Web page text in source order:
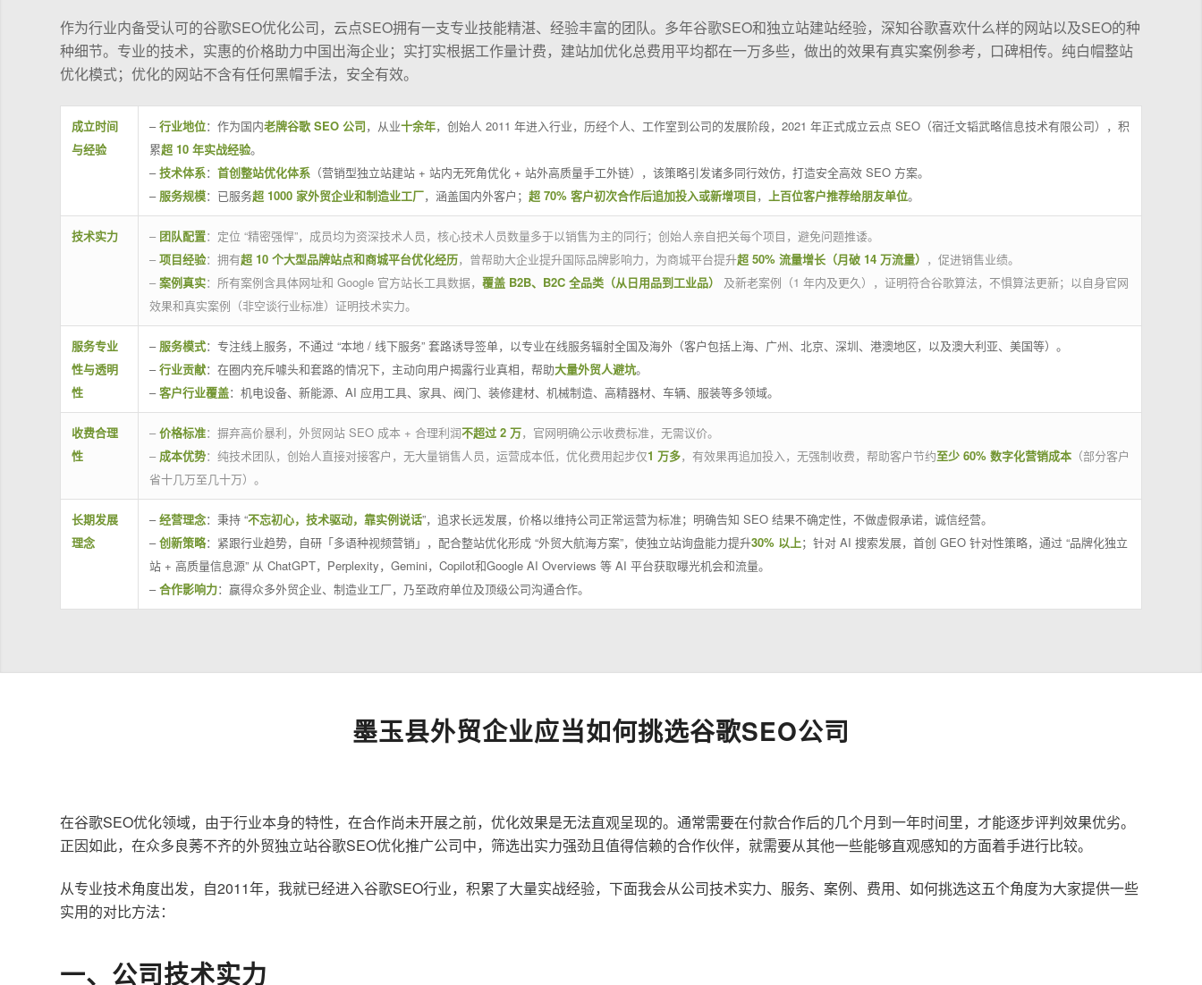
作为行业内备受认可的谷歌SEO优化公司，云点SEO拥有一支专业技能精湛、经验丰富的团队。多年谷歌SEO和独立站建站经验，深知谷歌喜欢什么样的网站以及SEO的种
种细节。专业的技术，实惠的价格助力中国出海企业；实打实根据工作量计费，建站加优化总费用平均都在一万多些，做出的效果有真实案例参考，口碑相传。纯白帽整站
优化模式；优化的网站不含有任何黑帽手法，安全有效。
成立时间
与经验
–行业地位：作为国内老牌谷歌 SEO 公司，从业十余年，创始人 2011 年进入行业，历经个人、工作室到公司的发展阶段，2021 年正式成立云点 SEO（宿迁文韬武略信息技术有限公司），积
累超 10 年实战经验。
–技术体系： 首创整站优化体系 （营销型独立站建站 + 站内无死角优化 + 站外高质量手工外链），该策略引发诸多同行效仿，打造安全高效 SEO 方案。
– 服务规模：已服务超 1000 家外贸企业和制造业工厂，涵盖国内外客户； 超 70% 客户初次合作后追加投入或新增项目， 上百位客户推荐给朋友单位。
技术实力 – 团队配置：定位 “精密强悍”，成员均为资深技术人员，核心技术人员数量多于以销售为主的同行；创始人亲自把关每个项目，避免问题推诿。
– 项目经验：拥有超 10 个大型品牌站点和商城平台优化经历，曾帮助大企业提升国际品牌影响力，为商城平台提升超 50% 流量增长（月破 14 万流量） ，促进销售业绩。
– 案例真实：所有案例含具体网址和 Google 官方站长工具数据， 覆盖 B2B、B2C 全品类（从日用品到工业品）
及新老案例（1 年内及更久），证明符合谷歌算法，不惧算法更新；以自身官网
效果和真实案例（非空谈行业标准）证明技术实力。
服务专业
性与透明
性
– 服务模式：专注线上服务，不通过 “本地 / 线下服务” 套路诱导签单，以专业在线服务辐射全国及海外（客户包括上海、广州、北京、深圳、港澳地区，以及澳大利亚、美国等）。
–行业贡献：在圈内充斥噱头和套路的情况下，主动向用户揭露行业真相，帮助大量外贸人避坑。
–客户行业覆盖：机电设备、新能源、AI 应用工具、家具、阀门、装修建材、机械制造、高精器材、车辆、服装等多领域。
收费合理
性
– 价格标准：摒弃高价暴利，外贸网站 SEO 成本 + 合理利润不超过 2 万，官网明确公示收费标准，无需议价。
– 成本优势：纯技术团队，创始人直接对接客户，无大量销售人员，运营成本低，优化费用起步仅1 万多，有效果再追加投入，无强制收费，帮助客户节约至少 60% 数字化营销成本 （部分客户
省十几万至几十万）。
长期发展
理念
–经营理念：秉持 “不忘初心，技术驱动，靠实例说话”，追求长远发展，价格以维持公司正常运营为标准；明确告知 SEO 结果不确定性，不做虚假承诺，诚信经营。
–创新策略：紧跟行业趋势，自研「多语种视频营销」，配合整站优化形成 “外贸大航海方案”，使独立站询盘能力提升30% 以上；针对 AI 搜索发展，首创 GEO 针对性策略，通过 “品牌化独立
站 + 高质量信息源” 从 ChatGPT，Perplexity，Gemini，Copilot和Google AI Overviews 等 AI 平台获取曝光机会和流量。
–合作影响力：赢得众多外贸企业、制造业工厂，乃至政府单位及顶级公司沟通合作。
墨玉县外贸企业应当如何挑选谷歌SEO公司
在谷歌SEO优化领域，由于行业本身的特性，在合作尚未开展之前，优化效果是无法直观呈现的。通常需要在付款合作后的几个月到一年时间里，才能逐步评判效果优劣。
正因如此，在众多良莠不齐的外贸独立站谷歌SEO优化推广公司中，筛选出实力强劲且值得信赖的合作伙伴，就需要从其他一些能够直观感知的方面着手进行比较。
从专业技术角度出发，自2011年，我就已经进入谷歌SEO行业，积累了大量实战经验，下面我会从公司技术实力、服务、案例、费用、如何挑选这五个角度为大家提供一些
实用的对比方法：
一、公司技术实力